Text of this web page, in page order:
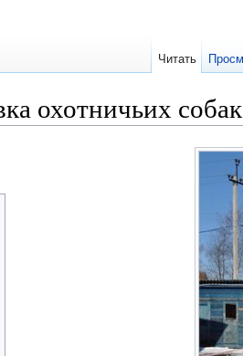
охотничьих
Читать